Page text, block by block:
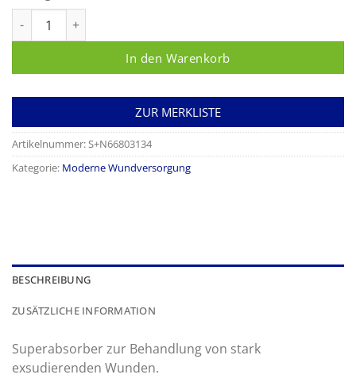
In den Warenkorb
ZUR MERKLISTE
Artikelnummer:S+N66803134
Kategorie: Moderne Wundversorgung
BESCHREIBUNG
ZUSÄTZLICHE INFORMATION
Superabsorber zur Behandlung von stark
exsudierenden Wunden.